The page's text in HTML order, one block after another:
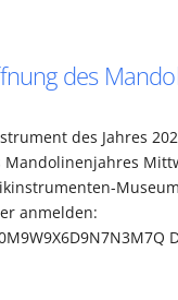
des
des Jahres
Mandolinenjahres
anmelden: